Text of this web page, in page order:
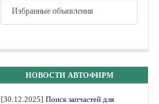
Избранные объявления
НОВОСТИ АВТОФИРМ
[30.12.2025] Поиск запчастей для